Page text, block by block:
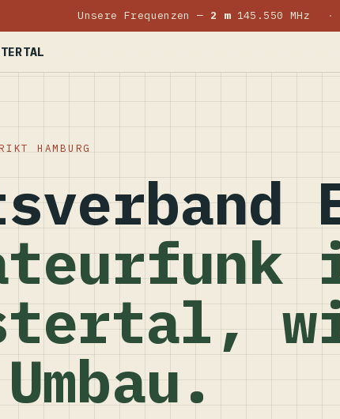
Unsere Frequenzen — 2 m145.550 MHz ·
HAMBURG